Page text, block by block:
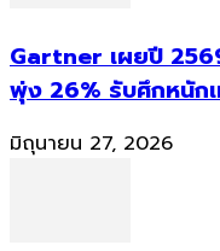
Gartner เผยปี
พุ่ง 26% รับศึกหนัก
มิถุนายน 27, 2026